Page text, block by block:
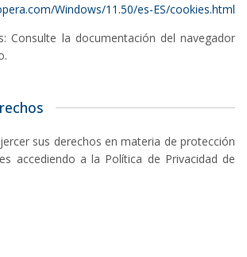
Windows/11.50/es-ES/cookies.html
Consulte la documentación del navegador
sus derechos en materia de protección
accediendo a la Política de Privacidad de